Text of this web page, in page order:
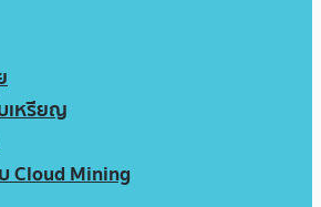
เหรียญ
Cloud Mining